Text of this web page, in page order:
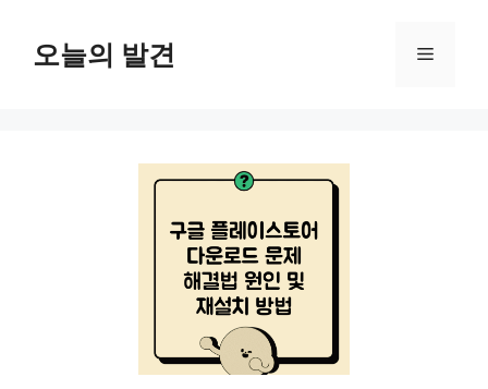
오늘의 발견 메